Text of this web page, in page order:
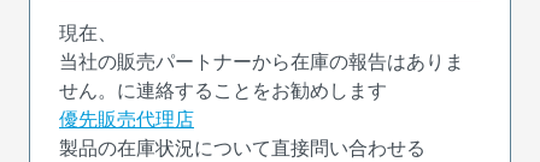
現在、
当社の販売パートナーから在庫の報告はありま
せん。に連絡することをお勧めします
優先販売代理店
製品の在庫状況について直接問い合わせる